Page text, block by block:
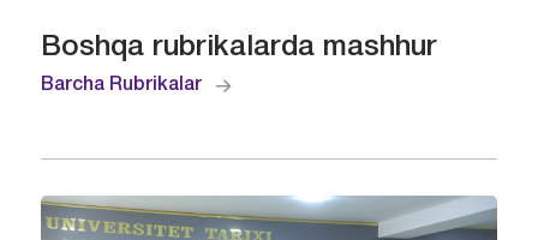
Boshqa rubrikalarda mashhur
Barcha Rubrikalar